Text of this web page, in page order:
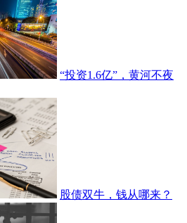
“投资1.6亿”，黄河不夜
股债双牛，钱从哪来？